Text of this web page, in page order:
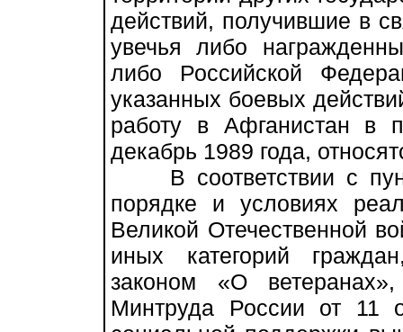
действий, получившие в
увечья либо
либо Российской
указанных боевых
работу в Афганистан в
декабрь 1989 года,
В соответствии с
порядке и условиях
Великой Отечественной
иных категорий
законом «О ветеранах»,
Минтруда России от